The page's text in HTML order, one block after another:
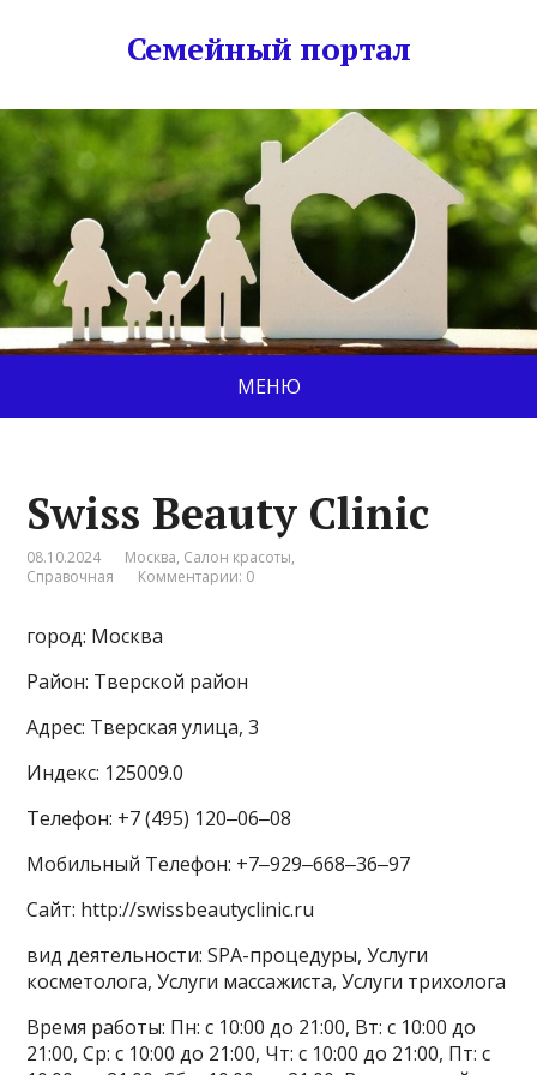
Семейный портал
МЕНЮ
Swiss Beauty Clinic
08.10.2024 Москва, Салон красоты,
Справочная
Комментарии: 0
город: Москва
Район: Тверской район
Адрес: Тверская улица, 3
Индекс: 125009.0
Телефон: +7 (495) 120‒06‒08
Мобильный Телефон: +7‒929‒668‒36‒97
Сайт: http://swissbeautyclinic.ru
вид деятельности: SPA-процедуры, Услуги
косметолога, Услуги массажиста, Услуги трихолога
Время работы: Пн: с 10:00 до 21:00, Вт: с 10:00 до
21:00, Ср: с 10:00 до 21:00, Чт: с 10:00 до 21:00, Пт: с